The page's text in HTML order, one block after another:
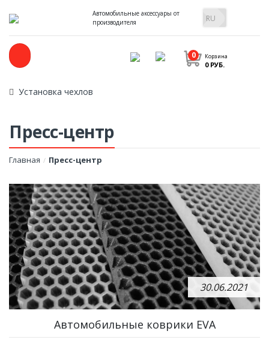
Автомобильные аксессуары от
производителя
Корзина
0
0 РУБ.
Пресс-центр
Главная / Пресс-центр
30.06.2021
Автомобильные коврики EVA
Установка чехлов